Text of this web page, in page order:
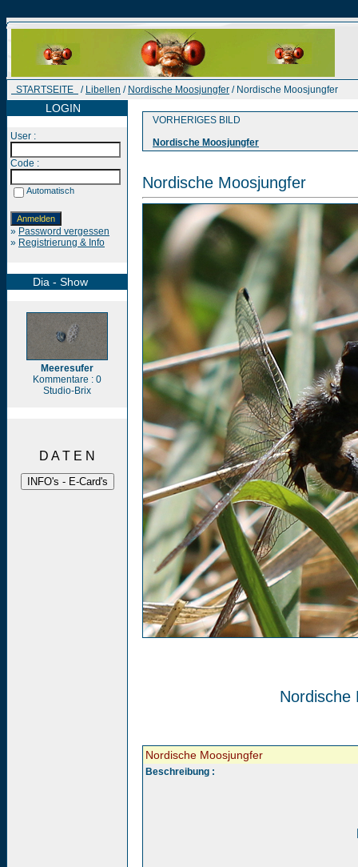
STARTSEITE / Libellen / Nordische Moosjungfer / Nordische Moosjungfer
LOGIN
User :
Code :
Automatisch
» Password vergessen
» Registrierung & Info
Dia - Show
Meeresufer
Kommentare : 0
Studio-Brix
D A T E N
VORHERIGES BILD
Nordische Moosjungfer
Nordische Moosjungfer
Nordische
Nordische Moosjungfer
Beschreibung :